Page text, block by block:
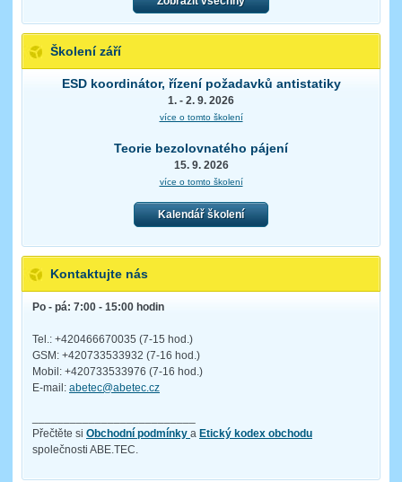
Školení září
ESD koordinátor, řízení požadavků antistatiky
1. - 2. 9. 2026
více o tomto školení
Teorie bezolovnatého pájení
15. 9. 2026
více o tomto školení
Kalendář školení
Kontaktujte nás
Po - pá: 7:00 - 15:00 hodin
Tel.: +420466670035 (7-15 hod.)
GSM: +420733533932 (7-16 hod.)
Mobil: +420733533976 (7-16 hod.)
E-mail: abetec@abetec.cz
Přečtěte si Obchodní podmínky a Etický kodex obchodu
společnosti ABE.TEC.